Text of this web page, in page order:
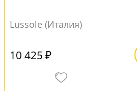
Lussole (Италия)
10 425 ₽